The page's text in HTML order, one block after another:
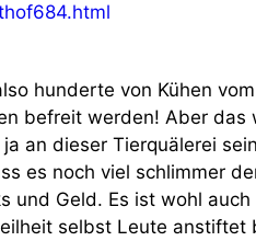
hunderte von Kühen
befreit werden! Aber das
an dieser Tierquälerei
es noch viel schlimmer
und Geld. Es ist wohl
selbst Leute anstiftet